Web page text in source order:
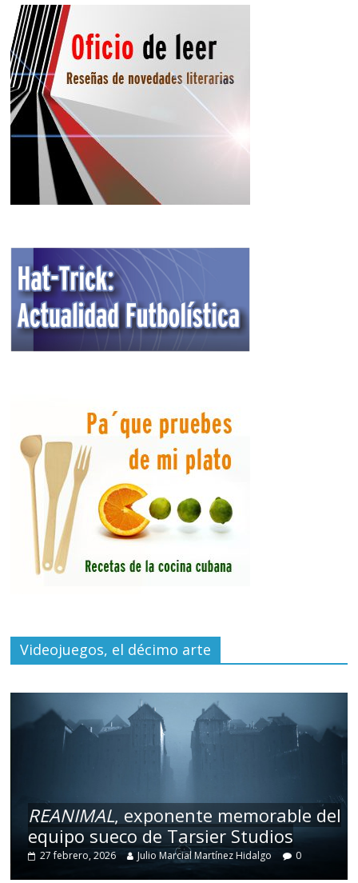
Videojuegos, el décimo arte
REANIMAL, exponente memorable del
equipo sueco de Tarsier Studios
27 febrero, 2026 Julio Marcial Martínez Hidalgo 0